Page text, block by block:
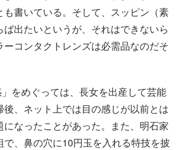
も書いている。そして、スッピン（素
出たいというが、それはできないら
ーコンタクトレンズは必需品なのだそ
をめぐっては、長女を出産して芸能
、ネット上では目の感じが以前とは
なったことがあった。また、明石家
で、鼻の穴に10円玉を入れる特技を披